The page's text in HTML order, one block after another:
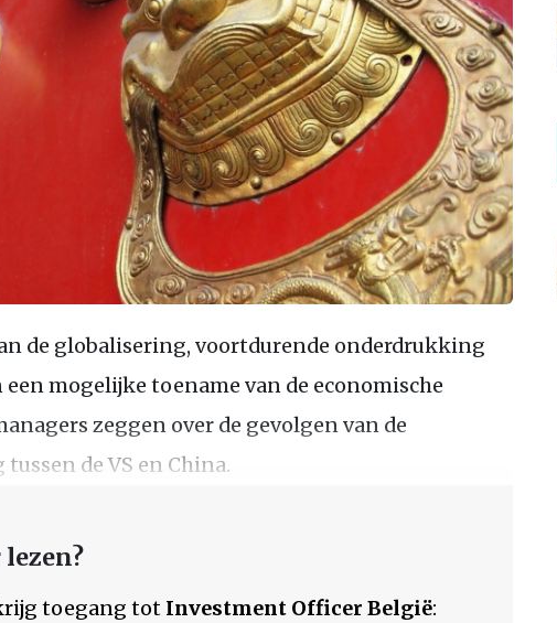
de globalisering, voortdurende onderdrukking
mogelijke toename van de economische
zeggen over de gevolgen van de
de VS en China.
toegang tot Investment Officer België: